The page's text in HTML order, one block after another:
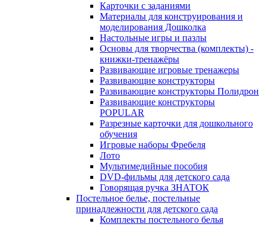
Карточки с заданиями
Материалы для конструирования и
моделирования Дошколка
Настольные игры и пазлы
Основы для творчества (комплекты) -
книжки-тренажёры
Развивающие игровые тренажеры
Развивающие конструкторы
Развивающие конструкторы Полидрон
Развивающие конструкторы
POPULAR
Разрезные карточки для дошкольного
обучения
Игровые наборы Фребеля
Лото
Мультимедийные пособия
DVD-фильмы для детского сада
Говорящая ручка ЗНАТОК
Постельное белье, постельные
принадлежности для детского сада
Комплекты постельного белья